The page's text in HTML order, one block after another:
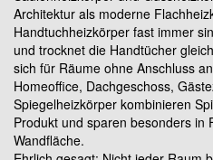
Architektur als moderne
Handtuchheizkörper fast immer
und trocknet die Handtücher
sich für Räume ohne Anschluss
Homeoffice, Dachgeschoss,
Spiegelheizkörper kombinieren
Produkt und sparen besonders in
Wandfläche.